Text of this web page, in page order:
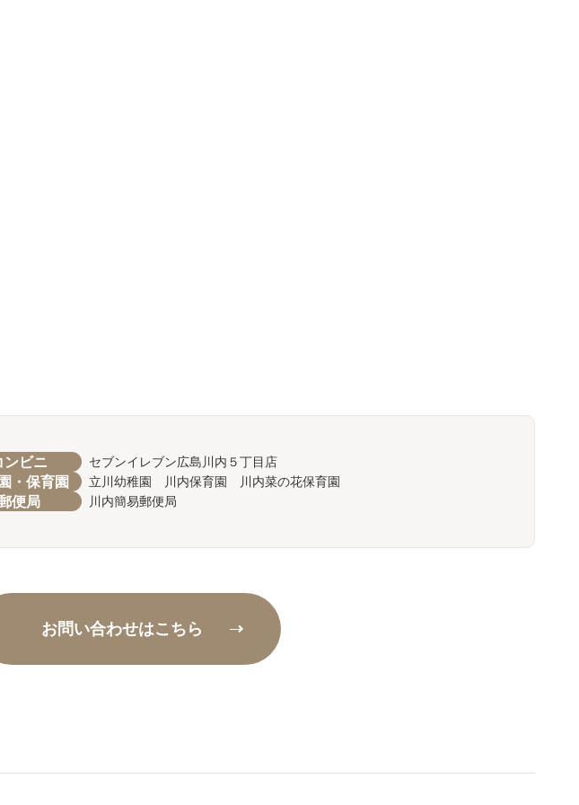
ンビニ セブンイレブン広島川内５丁目店
・保育園 立川幼稚園 川内保育園 川内菜の花保育園
便局 川内簡易郵便局
お問い合わせはこちら